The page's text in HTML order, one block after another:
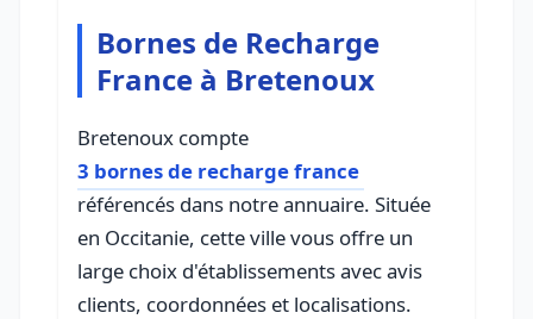
Bornes de Recharge
France à Bretenoux
Bretenoux compte
3 bornes de recharge france
référencés dans notre annuaire. Située
en Occitanie, cette ville vous offre un
large choix d'établissements avec avis
clients, coordonnées et localisations.